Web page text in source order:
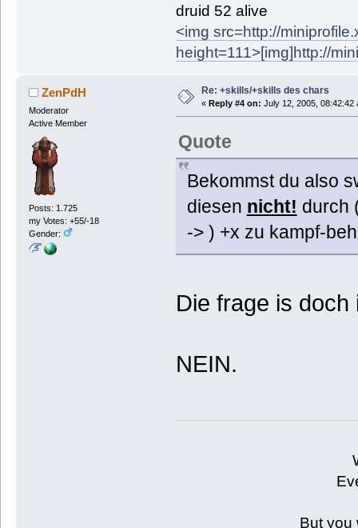
druid 52 alive
<img src=http://
height=111>[img]http://
ZenPdH
Moderator
Active Member
Posts: 1.725
my Votes: +55/-18
Gender:
Re: +skills/+skills des chars
« Reply #4 on: July 12, 2005, 08:42:42
Quote
Bekommst du also
diesen nicht! durch
-> ) +x zu kampf-
Die frage is
NEIN.
But you